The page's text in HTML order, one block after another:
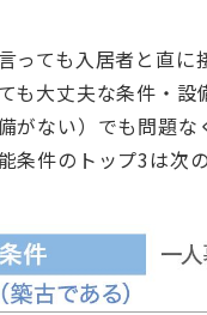
っても入居者と直
も大丈夫な条件・設
がない）でも問題
条件のトップ3は次